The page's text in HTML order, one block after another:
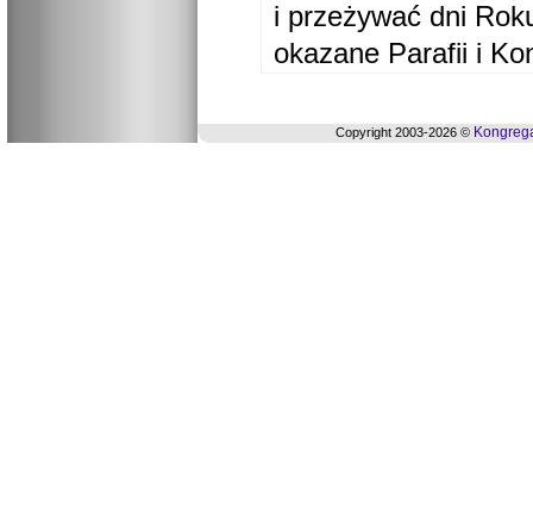
i przeżywać dni
okazane Parafii i
Copyright 2003-2026 ©